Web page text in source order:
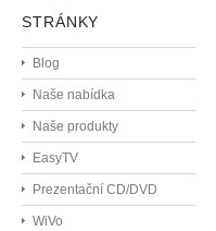
STRÁNKY
Blog
Naše nabídka
Naše produkty
EasyTV
Prezentační CD/DVD
WiVo